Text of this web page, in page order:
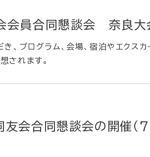
会員合同懇談会 奈良大
き、プログラム、会場、宿泊やエクス
されます。
友会合同懇談会の開催（